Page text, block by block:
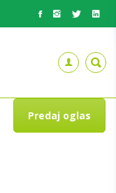
Predaj oglas